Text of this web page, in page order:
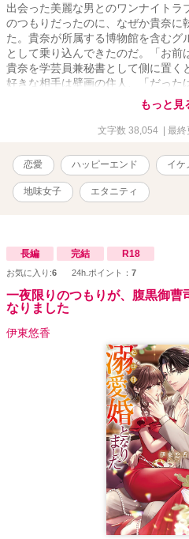
出会った美麗な男とのワンナイトラ
のつもりだったのに、なぜか貴奈に
た。貴奈が所属する博物館を含むグ
として乗り込んできたのだ。「お前
貴奈を学芸員兼秘書として側に置く
好きな相手は壁画の住人、「だった
執着に翻弄され、やがて体が応え
もっと見
文字数 38,054 | 最
恋愛 ハッピーエンド イケ
地味女子 エタニティ
長編 完結 R18
お気に入り:6 24h.ポイント： 7
一夜限りのつもりが、腹黒御曹
なりました
伊東悠香